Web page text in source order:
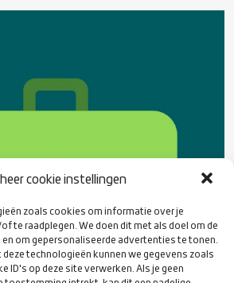
cookie instellingen
zoals cookies om informatie over je
te raadplegen. We doen dit met als doel om de
en om gepersonaliseerde advertenties te tonen.
deze technologieën kunnen we gegevens zoals
ID's op deze site verwerken. Als je geen